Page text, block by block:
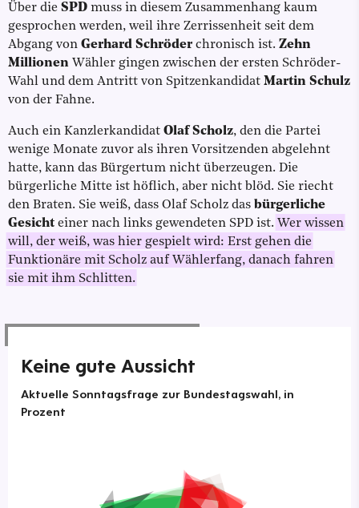
Über die SPD muss in diesem Zusammenhang kaum
gesprochen werden, weil ihre Zerrissenheit seit dem
Abgang von Gerhard Schröderchronisch ist. Zehn
Millionen Wähler gingen zwischen der ersten Schröder-
Wahl und dem Antritt von Spitzenkandidat Martin Schulz
von der Fahne.
Auch ein Kanzlerkandidat Olaf Scholz, den die Partei
wenige Monate zuvor als ihren Vorsitzenden abgelehnt
hatte, kann das Bürgertum nicht überzeugen. Die
bürgerliche Mitte ist höflich, aber nicht blöd. Sie riecht
den Braten. Sie weiß, dass Olaf Scholz das bürgerliche
Gesicht einer nach links gewendeten SPD ist. Wer wissen
will, der weiß, was hier gespielt wird: Erst gehen die
Funktionäre mit Scholz auf Wählerfang, danach fahren
sie mit ihm Schlitten.
Keine gute Aussicht
Aktuelle Sonntagsfrage zur Bundestagswahl, in
Prozent